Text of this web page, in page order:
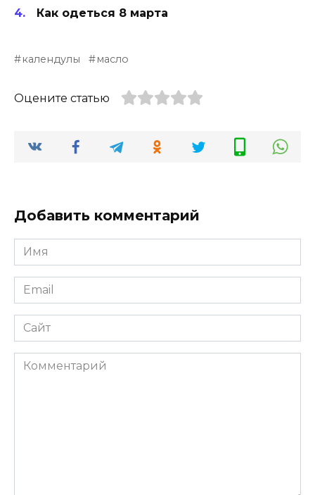
Как одеться 8 марта
календулы масло
Оцените статью
Добавить комментарий
Имя
*
Email
*
Сайт
Комментарий